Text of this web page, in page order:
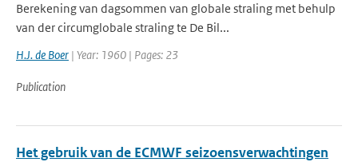
Berekening van dagsommen van globale straling met behulp
van der circumglobale straling te De Bil...
H.J. de Boer | Year: 1960 | Pages: 23
Publication
Het gebruik van de ECMWF seizoensverwachtingen